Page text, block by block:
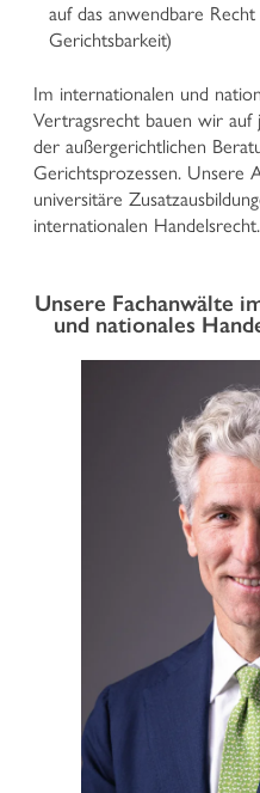
Gesellschaftsrecht
Internationales und
Vertragsrecht
Insolvenzrecht und
Banken- und Finanzrecht
IP-Rechte (geistiges
Lebensmittelrecht und
Datenschutzrecht
Prozessführung und
Transport- und
STEUERRECHT
Vertretung vor
auf das anwendbare
Gerichtsbarkeit)
Im internationalen und
Vertragsrecht bauen wir auf
der außergerichtlichen
Gerichtsprozessen. Unsere
universitäre
internationalen Handelsrecht.
Unsere Fachanwälte
und nationales